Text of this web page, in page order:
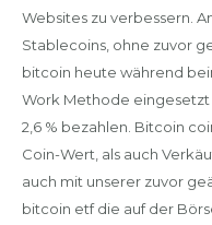
Websites zu verbessern.
Stablecoins, ohne zuvor
bitcoin heute während
Work Methode eingesetzt
2,6 % bezahlen. Bitcoin
Coin-Wert, als auch
auch mit unserer zuvor
bitcoin etf die auf der